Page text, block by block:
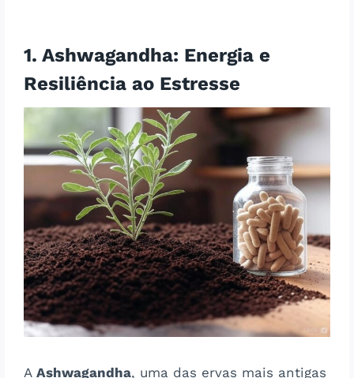
1. Ashwagandha: Energia e
Resiliência ao Estresse
AAshwagandha, uma das ervas mais antigas